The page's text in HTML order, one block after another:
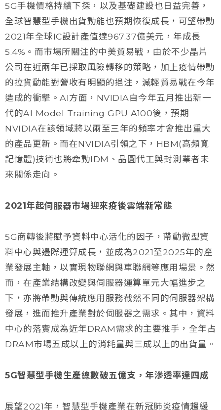
5G手機價格持續下探，以及基礎建設也日益完善，
全球智慧型手機出貨動能也預期恢復成長，可望帶動
2021年全球IC設計產值達967.37億美元，年成長
5.4%。而市場所關注的中美貿易戰，由於不少晶片
公司在近兩年已採取風險轉移的策略，加上疫情帶動
的拉貨動能對營收有明顯的挹注，減輕貿易戰在今年
造成的衝擊。AI方面，NVIDIA自今年五月推出新一
代的AI Model Training GPU A100後，預期
NVIDIA在該領域將以兩至三年的頻率才會推出重大
的產品更新。而在NVIDIA引領之下，HBM(高頻寬
記憶體)技術也將牽動IDM、晶圓代工與封測業者未
來關係走向。
2021年起伺服器市場迎來疫後雲端新常態
5G商轉後將賦予資料中心活化的因子，帶動微型資
料中心與邊際運算成長，並成為2021至2025年的產
業發展主軸，以實現物聯網與車聯網等應用場景。然
而，在產業結構改變與伺服器運算單元大幅進步之
下，亦將帶動與傳統應用服務截然不同的伺服器架構
發展，進而推升產業對於伺服器之需求。其中，資料
中心的落實成為近年DRAM需求的主要推手，全年占
DRAM市場五成以上的消耗量與三成以上的出貨量。
5G智慧型手機生產總數破五億支，年滲透率達四成
展望2021年，智慧型手機產業在新冠肺炎疫情趨緩